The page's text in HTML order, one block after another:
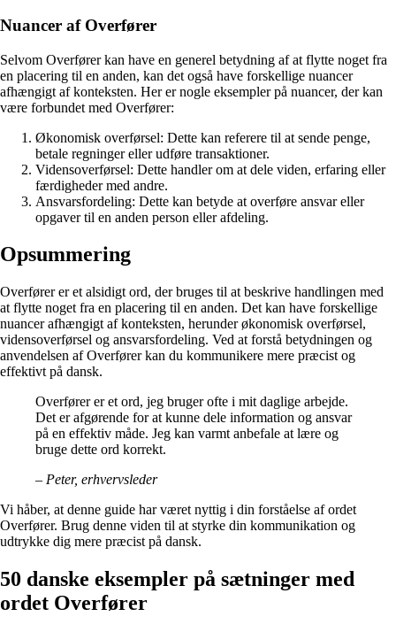
Nuancer af Overfører
Selvom Overfører kan have en generel betydning af at flytte noget fra
en placering til en anden, kan det også have forskellige nuancer
afhængigt af konteksten. Her er nogle eksempler på nuancer, der kan
være forbundet med Overfører:
Økonomisk overførsel: Dette kan referere til at sende penge,
betale regninger eller udføre transaktioner.
Vidensoverførsel: Dette handler om at dele viden, erfaring eller
færdigheder med andre.
Ansvarsfordeling: Dette kan betyde at overføre ansvar eller
opgaver til en anden person eller afdeling.
Opsummering
Overfører er et alsidigt ord, der bruges til at beskrive handlingen med
at flytte noget fra en placering til en anden. Det kan have forskellige
nuancer afhængigt af konteksten, herunder økonomisk overførsel,
vidensoverførsel og ansvarsfordeling. Ved at forstå betydningen og
anvendelsen af Overfører kan du kommunikere mere præcist og
effektivt på dansk.
Overfører er et ord, jeg bruger ofte i mit daglige arbejde.
Det er afgørende for at kunne dele information og ansvar
på en effektiv måde. Jeg kan varmt anbefale at lære og
bruge dette ord korrekt.
– Peter, erhvervsleder
Vi håber, at denne guide har været nyttig i din forståelse af ordet
Overfører. Brug denne viden til at styrke din kommunikation og
udtrykke dig mere præcist på dansk.
50 danske eksempler på sætninger med
ordet Overfører